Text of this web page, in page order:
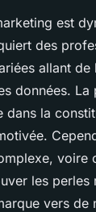
est
des
allant de
données. La
dans la
voire
les perles
vers de